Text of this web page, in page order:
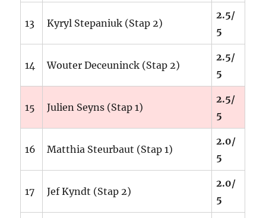
13 Kyryl Stepaniuk (Stap 2)
2.5/
5
14 Wouter Deceuninck (Stap 2)
2.5/
5
15 Julien Seyns (Stap 1)
2.5/
5
16 Matthia Steurbaut (Stap 1)
2.0/
5
17 Jef Kyndt (Stap 2)
2.0/
5